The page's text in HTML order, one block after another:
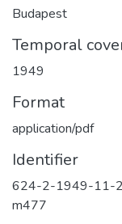
Budapest
Temporal
1949
Format
application/pdf
Identifier
624-2-1949-11-
m477